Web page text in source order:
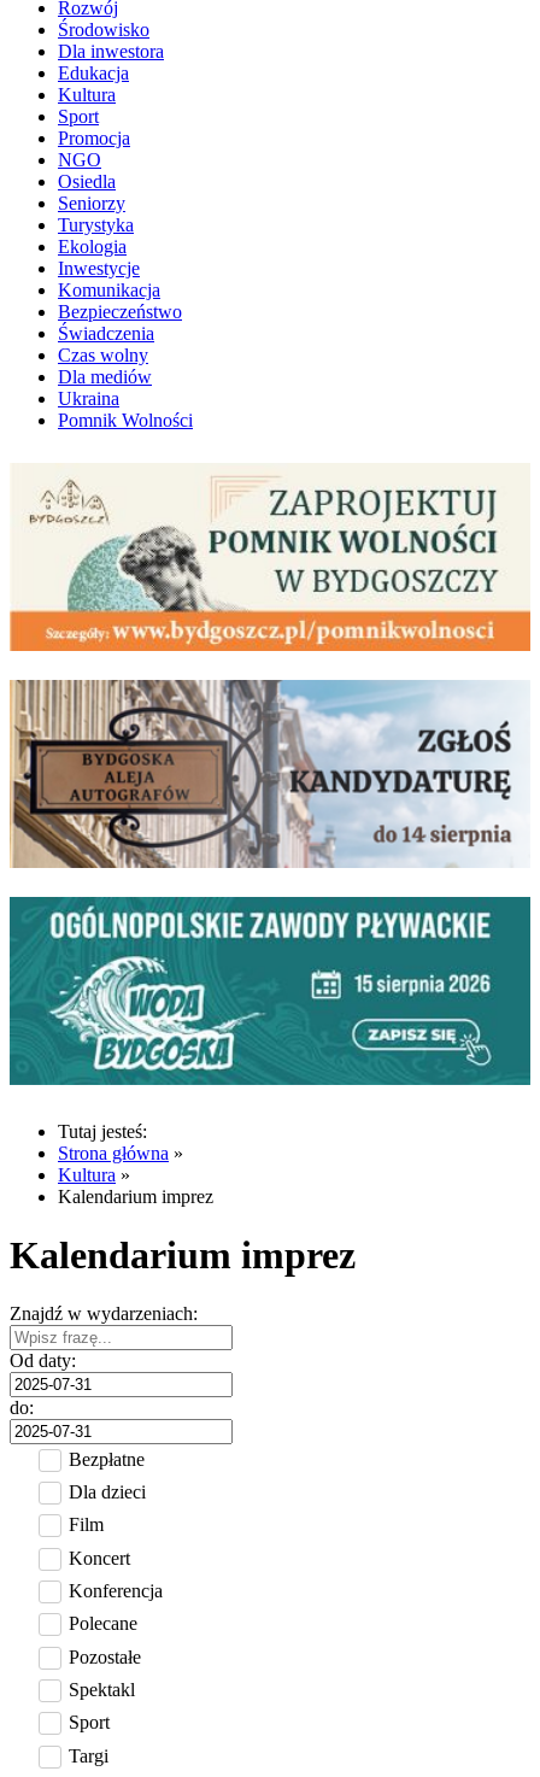
Rozwój
Środowisko
Dla inwestora
Edukacja
Kultura
Sport
Promocja
NGO
Osiedla
Seniorzy
Turystyka
Ekologia
Inwestycje
Komunikacja
Bezpieczeństwo
Świadczenia
Czas wolny
Dla mediów
Ukraina
Pomnik Wolności
Tutaj jesteś:
Strona główna »
Kultura »
Kalendarium imprez
Kalendarium imprez
Znajdź w wydarzeniach:
Od daty:
do:
Bezpłatne
Dla dzieci
Film
Koncert
Konferencja
Polecane
Pozostałe
Spektakl
Sport
Targi